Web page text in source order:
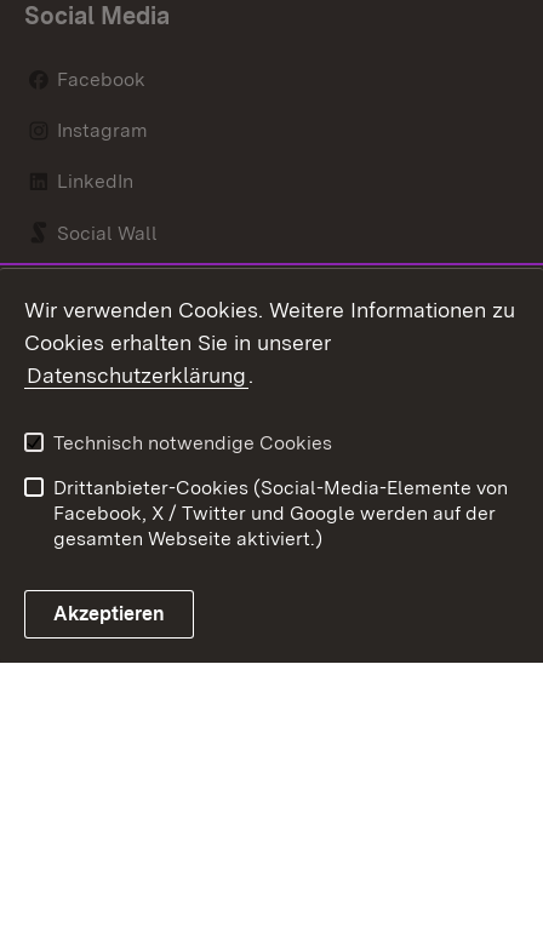
Social Media
Facebook
Instagram
LinkedIn
Social Wall
Link zum Landesportal
Kontakt
Barrierefreiheit
Impressum
Cookies
Wir verwenden Cookies. Weitere Informationen zu
Cookies erhalten Sie in unserer
Datenschutzerklärung.
Technisch notwendige Cookies
Drittanbieter-Cookies (Social-Media-Elemente von
Facebook, X / Twitter und Google werden auf der
gesamten Webseite aktiviert.)
Akzeptieren